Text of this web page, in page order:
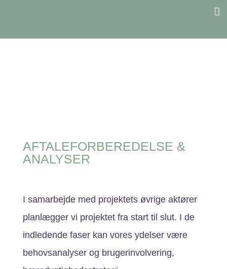
AFTALEFORBEREDELSE &
ANALYSER
I samarbejde med projektets øvrige aktører
planlægger vi projektet fra start til slut. I de
indledende faser kan vores ydelser være
behovsanalyser og brugerinvolvering,